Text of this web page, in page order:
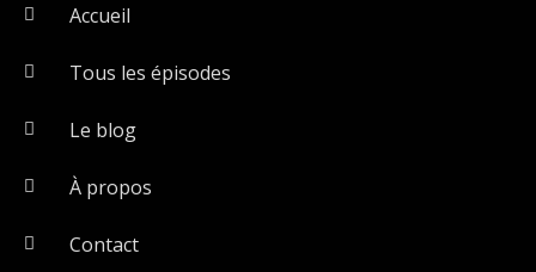
Accueil
Tous les épisodes
Le blog
À propos
Contact